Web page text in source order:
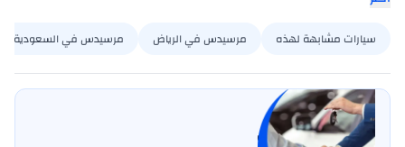
سيارات مشابهة لهذه مرسيدس في الرياض مرسيدس في السعودية
بيع سيارتي
خليها على كارسويتش